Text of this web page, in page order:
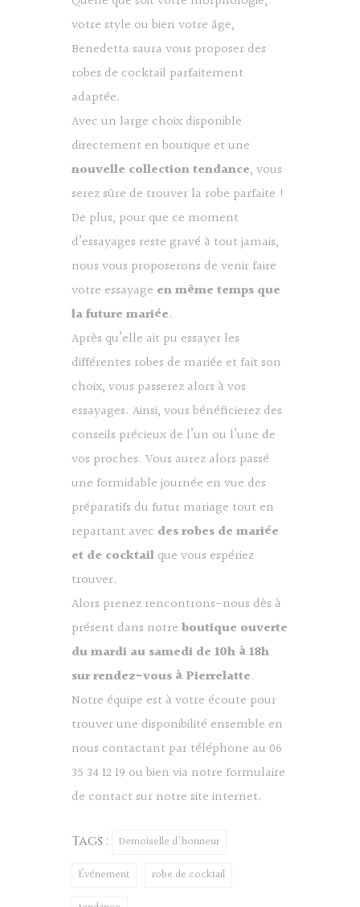
votre style ou bien votre âge,
Benedetta saura vous proposer des
robes de cocktail parfaitement
adaptée.
Avec un large choix disponible
directement en boutique et une
nouvelle collection tendance, vous
serez sûre de trouver la robe parfaite !
De plus, pour que ce moment
d’essayages reste gravé à tout jamais,
nous vous proposerons de venir faire
votre essayage en même temps que
la future mariée.
Après qu’elle ait pu essayer les
différentes robes de mariée et fait son
choix, vous passerez alors à vos
essayages. Ainsi, vous bénéficierez des
conseils précieux de l’un ou l’une de
vos proches. Vous aurez alors passé
une formidable journée en vue des
préparatifs du futur mariage tout en
repartant avec des robes de mariée
et de cocktail que vous espériez
trouver.
Alors prenez rencontrons-nous dès à
présent dans notre boutique ouverte
du mardi au samedi de 10h à 18h
sur rendez-vous à Pierrelatte.
Notre équipe est à votre écoute pour
trouver une disponibilité ensemble en
nous contactant par téléphone au 06
35 34 12 19 ou bien via notre formulaire
de contact sur notre site internet.
Tags : Demoiselle d'honneur
Événement robe de cocktail